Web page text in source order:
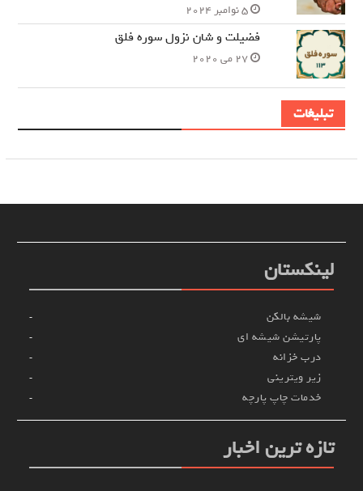
5 نوامبر 2024
فضیلت و شان نزول سوره فلق
27 می 2020
تبلیغات
لینکستان
شیشه بالکن
پارتیشن شیشه ای
درب خزانه
زیر ویترینی
خدمات چاپ پارچه
تازه ترین اخبار